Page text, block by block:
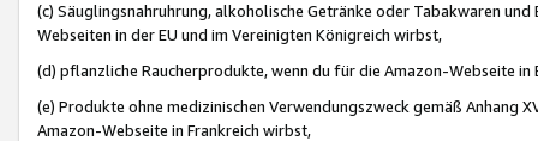
(c) Säuglingsnahruhrung, alkoholische Getränke oder Tabakwaren
Webseiten in der EU und im Vereinigten Königreich wirbst,
(d) pflanzliche Raucherprodukte, wenn du für die Amazon-Webseite in
(e) Produkte ohne medizinischen Verwendungszweck gemäß Anhang
Amazon-Webseite in Frankreich wirbst,